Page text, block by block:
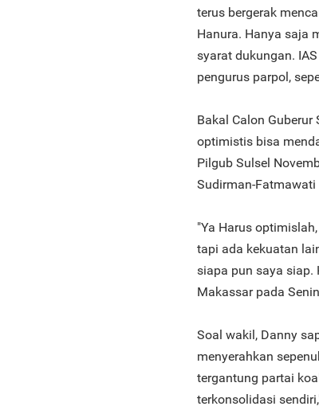
terus bergerak
Hanura. Hanya saja
syarat dukungan.
pengurus parpol,
Bakal Calon
optimistis bisa
Pilgub Sulsel
Sudirman-
"Ya Harus
tapi ada kekuatan
siapa pun saya siap.
Makassar pada
Soal wakil, Danny
menyerahkan
tergantung partai
terkonsolidasi